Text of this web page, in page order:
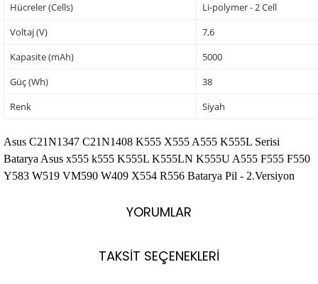
Hücreler (Cells)
Li-polymer - 2 Cell
Voltaj (V)
7,6
Kapasite (mAh)
5000
Güç (Wh)
38
Renk
Siyah
Asus C21N1347 C21N1408 K555 X555 A555 K555L Serisi
Batarya Asus x555 k555 K555L K555LN K555U A555 F555 F550
Y583 W519 VM590 W409 X554 R556 Batarya Pil - 2.Versiyon
YORUMLAR
TAKSİT SEÇENEKLERİ